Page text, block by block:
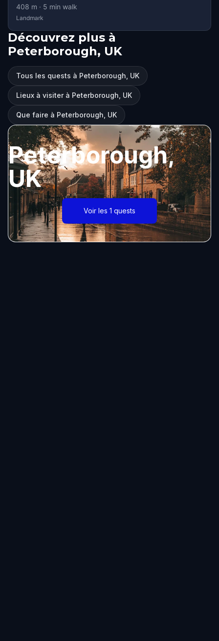
408 m · 5 min walk
Landmark
Découvrez plus à
Peterborough, UK
Tous les quests à Peterborough, UK
Lieux à visiter à Peterborough, UK
Que faire à Peterborough, UK
Peterborough,
UK
Voir les 1 quests